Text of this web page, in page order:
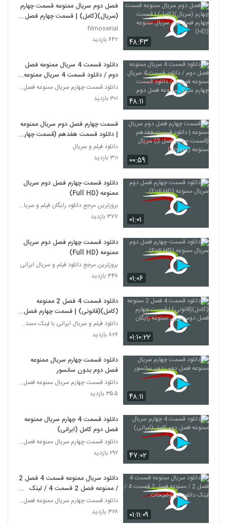
۴۸:۴۳
فصل دوم سریال ممنوعه قسمت چهارم
(سریال)(کامل) | قسمت چهارم فصل
دوم سریال ممنوعه (HD)
filmoserial
۶۴۲ بازدید
۴۸:۱۱
دانلود قسمت 4 سریال ممنوعه فصل
دوم / دانلود قسمت 4 سریال ممنوعه
فصل 2 / دانلود قسمت چهارم سریال
ممنوعه فصل دوم
دانلود قسمت چهارم سریال ممنوعه فصل دوم (قسمت 17)
۳۰۱ بازدید
۰۰:۵۹
قسمت چهارم فصل دوم سریال ممنوعه
| دانلود قسمت هفدهم (قسمت چهارم
فصل 2) سریال ممنوعه (online)
دانلود فیلم و سریال
۳۱۱ بازدید
۰۱:۰۱
دانلود قسمت چهارم فصل دوم سریال
ممنوعه (Full HD)
بروزترین مرجع دانلود رایگان فیلم و سریال ایرانی
۳۷۷ بازدید
۰۱:۰۶
دانلود قسمت چهارم فصل دوم سریال
ممنوعه (Full HD)
بروزترین مرجع دانلود فیلم و سریال ایرانی
۳۴۸ بازدید
۰۱:۱۰:۲۲
دانلود قسمت 4 فصل 2 ممنوعه
(کامل)(قانونی) | قسمت چهارم فصل
دوم سریال ممنوعه رایگان
دانلود فیلم و سریال ایرانی با لینک مستقیم
۸۲۶ بازدید
۴۸:۱۱
دانلود قسمت چهارم سریال ممنوعه
فصل دوم بدون سانسور
دانلود قسمت چهارم سریال ممنوعه فصل دوم (قسمت 17)
۳۵۵ بازدید
۴۷:۰۲
دانلود قسمت 4 چهارم سریال ممنوعه
فصل دوم کامل (ایرانی)
دانلود قسمت چهارم سریال ممنوعه فصل دوم (قسمت 17)
۲۹۲ بازدید
۰۱:۱۱:۰۹
دانلود سریال ممنوعه قسمت 4 فصل 2
/ ممنوعه فصل 2 قسمت 4 / لینک
دانلود در توضیحات
دانلود قسمت چهارم سریال ممنوعه فصل دوم (قسمت 17)
۳۲۸ بازدید